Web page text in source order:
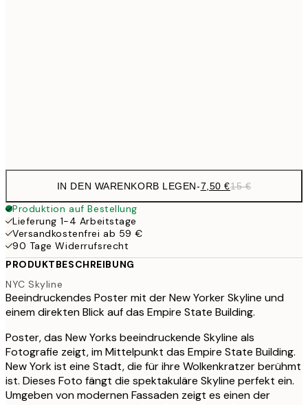
IN DEN WARENKORB LEGEN-7,50 €15 €
Produktion auf Bestellung
Lieferung 1-4 Arbeitstage
Versandkostenfrei ab 59 €
90 Tage Widerrufsrecht
PRODUKTBESCHREIBUNG
NYC Skyline
Beeindruckendes Poster mit der New Yorker Skyline und
einem direkten Blick auf das Empire State Building.
Poster, das New Yorks beeindruckende Skyline als
Fotografie zeigt, im Mittelpunkt das Empire State Building.
New York ist eine Stadt, die für ihre Wolkenkratzer berühmt
ist. Dieses Foto fängt die spektakuläre Skyline perfekt ein.
Umgeben von modernen Fassaden zeigt es einen der